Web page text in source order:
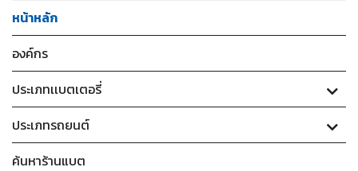
หน้าหลัก
องค์กร
ประเภทเเบตเตอรี่
ประเภทรถยนต์
ค้นหาร้านแบต